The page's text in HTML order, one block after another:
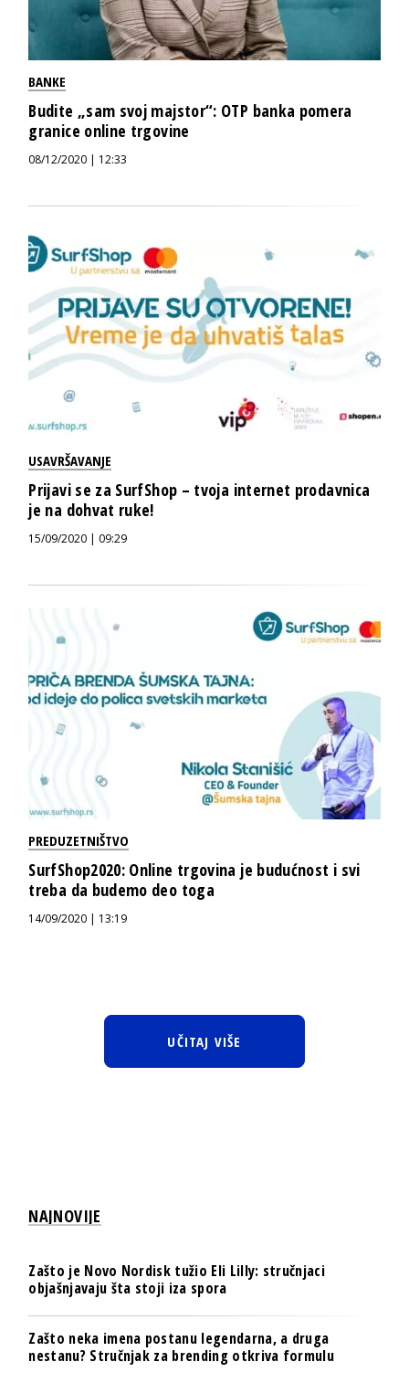
BANKE
Budite „sam svoj majstor“: OTP banka pomera
granice online trgovine
08/12/2020 | 12:33
USAVRŠAVANJE
Prijavi se za SurfShop – tvoja internet prodavnica
je na dohvat ruke!
15/09/2020 | 09:29
PREDUZETNIŠTVO
SurfShop2020: Online trgovina je budućnost i svi
treba da budemo deo toga
14/09/2020 | 13:19
UČITAJ VIŠE
NAJNOVIJE
Zašto je Novo Nordisk tužio Eli Lilly: stručnjaci
objašnjavaju šta stoji iza spora
Zašto neka imena postanu legendarna, a druga
nestanu? Stručnjak za brending otkriva formulu